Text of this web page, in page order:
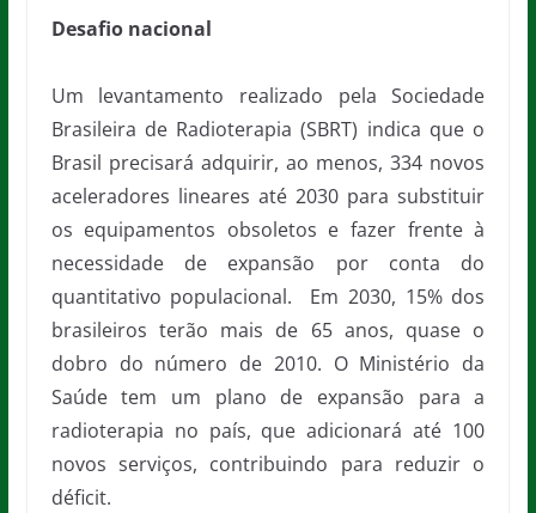
Desafio nacional
Um levantamento realizado pela Sociedade
Brasileira de Radioterapia (SBRT) indica que o
Brasil precisará adquirir, ao menos, 334 novos
aceleradores lineares até 2030 para substituir
os equipamentos obsoletos e fazer frente à
necessidade de expansão por conta do
quantitativo populacional. Em 2030, 15% dos
brasileiros terão mais de 65 anos, quase o
dobro do número de 2010. O Ministério da
Saúde tem um plano de expansão para a
radioterapia no país, que adicionará até 100
novos serviços, contribuindo para reduzir o
déficit.